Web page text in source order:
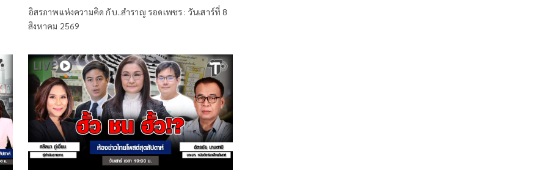
อิสรภาพแห่งความคิด กับ..สำราญ รอด
อิสรภาพแห่งความคิด กับ..สำราญ รอดเพชร : วันเสาร์ที่ 8
สิงหาคม 2569